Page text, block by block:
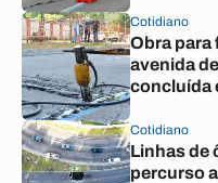
Cotidiano
Obra para
avenida
concluída
Cotidiano
Linhas de
percurso